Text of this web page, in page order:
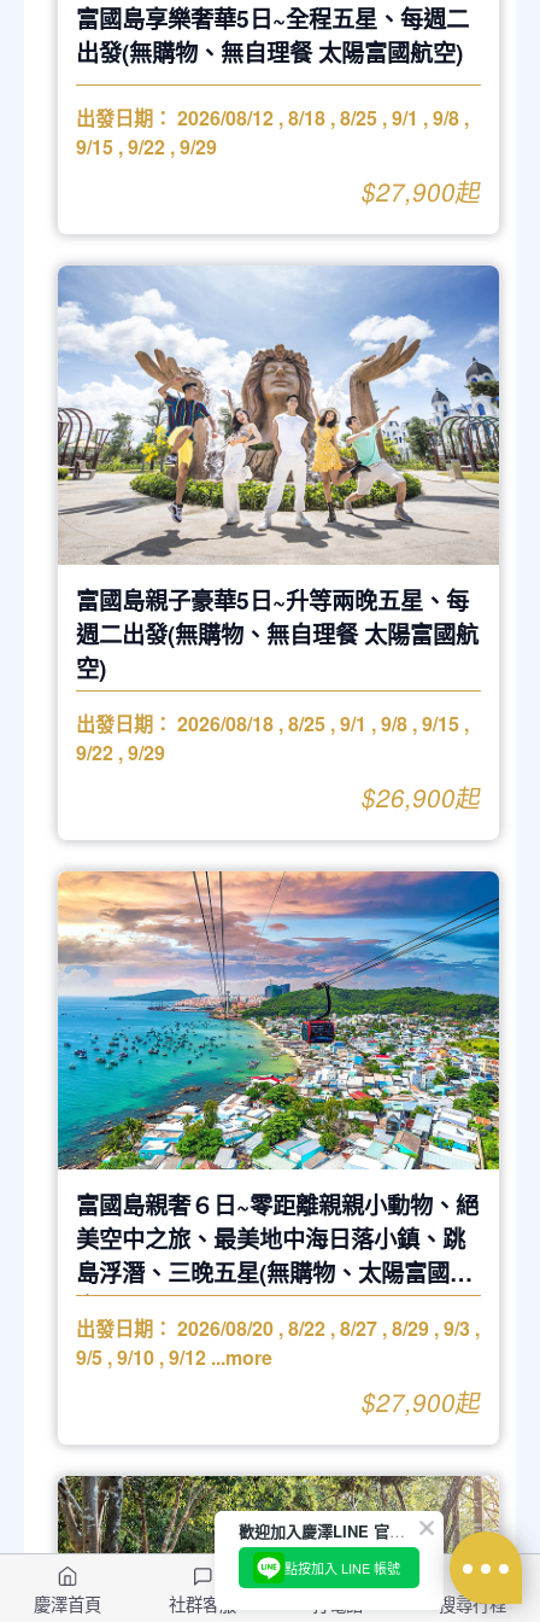
富國島享樂奢華5日~全程五星、每週二
出發(無購物、無自理餐 太陽富國航空)
出發日期：2026/08/12 ,8/18 ,8/25 ,9/1 ,9/8 ,
9/15 ,9/22 ,9/29
$27,900起
富國島親子豪華5日~升等兩晚五星、每
週二出發(無購物、無自理餐 太陽富國航
空)
出發日期：2026/08/18 ,8/25 ,9/1 ,9/8 ,9/15 ,
9/22 ,9/29
$26,900起
富國島親奢６日~零距離親親小動物、絕
美空中之旅、最美地中海日落小鎮、跳
島浮潛、三晚五星(無購物、太陽富國航
空)
出發日期：2026/08/20 ,8/22 ,8/27 ,8/29 ,9/3 ,
9/5 ,9/10 ,9/12 ...more
$27,900起
慶澤首頁 社群客服 搜尋行程
歡迎加入慶澤LINE 官方帳號
點按加入 LINE 帳號